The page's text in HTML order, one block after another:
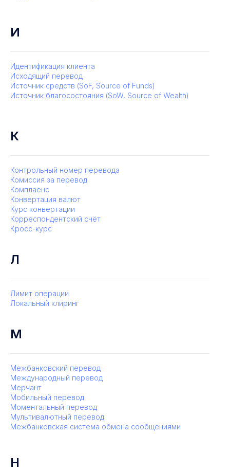
И
Идентификация клиента
Исходящий перевод
Источник средств (SoF, Source of Funds)
Источник благосостояния (SoW, Source of Wealth)
К
Контрольный номер перевода
Комиссия за перевод
Комплаенс
Конвертация валют
Курс конвертации
Корреспондентский счёт
Кросс-курс
Л
Лимит операции
Локальный клиринг
М
Межбанковский перевод
Международный перевод
Мерчант
Мобильный перевод
Моментальный перевод
Мультивалютный перевод
Межбанковская система обмена сообщениями
Н